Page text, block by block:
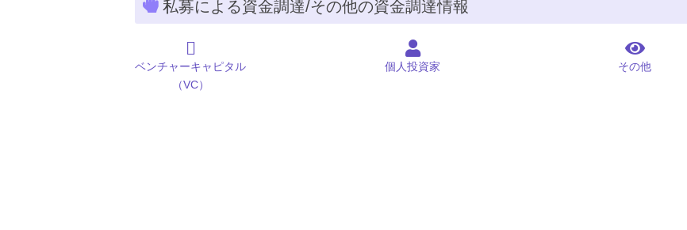
私募による資金調達/その他の資金調達情報
ベンチャーキャピタル
（VC）
個人投資家 その他